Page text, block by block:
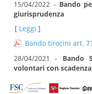
15/04/2022 - Bando
giurisprudenza
[ Leggi ]
Bando tirocini art.
28/04/2021 - Bando
volontari con